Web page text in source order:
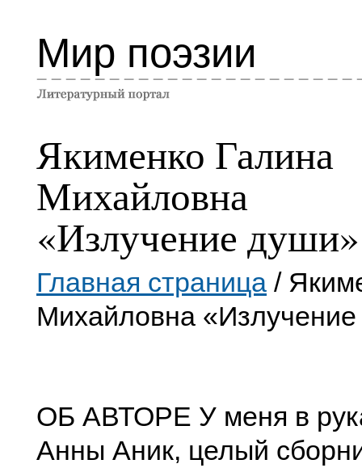
Мир поэзии
Якименко Галина
Михайловна
«Излучение души»
Главная страница /
Михайловна
ОБ АВТОРЕ У меня в
Анны Аник, целый